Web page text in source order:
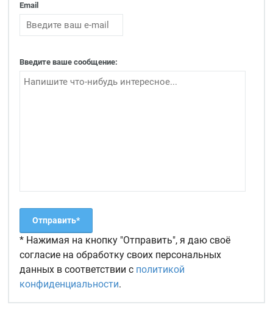
Email
Введите ваше сообщение:
* Нажимая на кнопку "Отправить", я даю своё
согласие на обработку своих персональных
данных в соответствии с политикой
конфиденциальности.